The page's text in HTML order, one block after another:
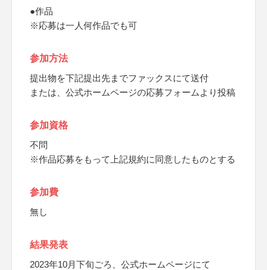
●作品
※応募は一人何作品でも可
参加方法
提出物を下記提出先までファックスにて送付
または、公式ホームページの応募フォームより投稿
参加資格
不問
※作品応募をもって上記規約に同意したものとする
参加費
無し
結果発表
2023年10月下旬ごろ、公式ホームページにて